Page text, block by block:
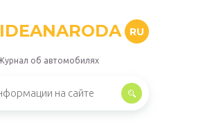
IDEANARODA RU
об автомобилях